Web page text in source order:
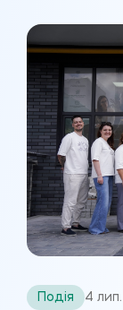
Подія 4